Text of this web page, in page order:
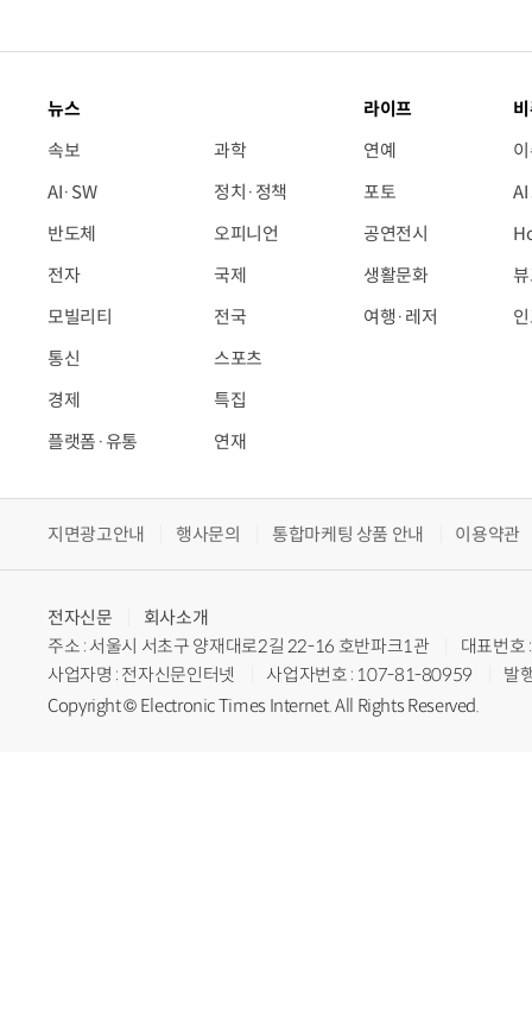
뉴스
속보
AI·SW
반도체
전자
모빌리티
통신
경제
플랫폼·유통
과학
정치·정책
오피니언
국제
전국
스포츠
특집
연재
라이프
연예
포토
공연전시
생활문화
여행·레저
지면광고안내 행사문의 통합마케팅 상품 안내 이용약관
전자신문
회사소개
주소 : 서울시 서초구 양재대로2길 22-16 호반파크1관
대표번
사업자명 : 전자신문인터넷
사업자번호 : 107-81-80959
발
Copyright © Electronic Times Internet. All Rights Reserved.